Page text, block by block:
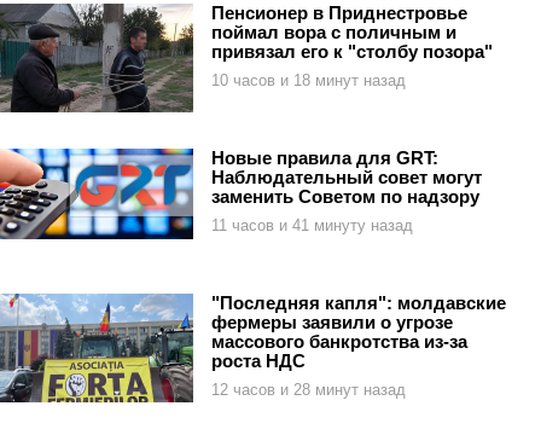
Пенсионер в Приднестровье
поймал вора с поличным и
привязал его к "столбу позора"
10 часов и 18 минут назад
Новые правила для GRT:
Наблюдательный совет могут
заменить Советом по надзору
11 часов и 41 минуту назад
"Последняя капля": молдавские
фермеры заявили о угрозе
массового банкротства из-за
роста НДС
12 часов и 28 минут назад